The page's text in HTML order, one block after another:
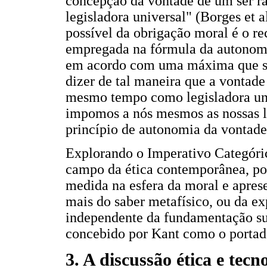
legisladora universal" (Borges et
possível da obrigação moral é o
empregada na fórmula da
em acordo com uma máxima que
dizer de tal maneira que a
mesmo tempo como legisladora
impomos a nós mesmos as
princípio de autonomia da
Explorando o Imperativo
campo da ética contemporânea,
medida na esfera da moral e
mais do saber metafísico, ou da
independente da fundamentação
concebido por Kant como o
3. A discussão ética e